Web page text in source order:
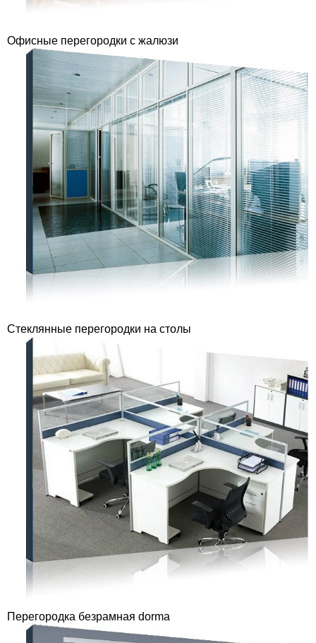
Офисные перегородки с жалюзи
Стеклянные перегородки на столы
Перегородка безрамная dorma